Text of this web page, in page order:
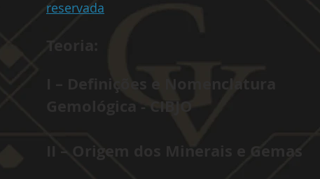
reservada
Teoria
I – Definições e Nomenclatura
Gemológica - CIBJO
II – Origem dos Minerais e Gemas